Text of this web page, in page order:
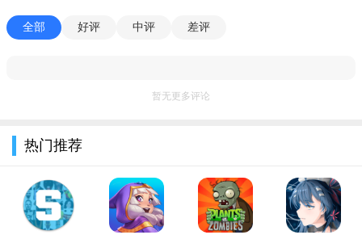
在地铁上乱涂乱画，
小编测评
1、无穷无尽的旅程：通过一次又一次的奔跑来提高你的分
数，每一步都不会浪费，甚至在离线时！
全部 好评 中评 差评
暂无更多评论
热门推荐